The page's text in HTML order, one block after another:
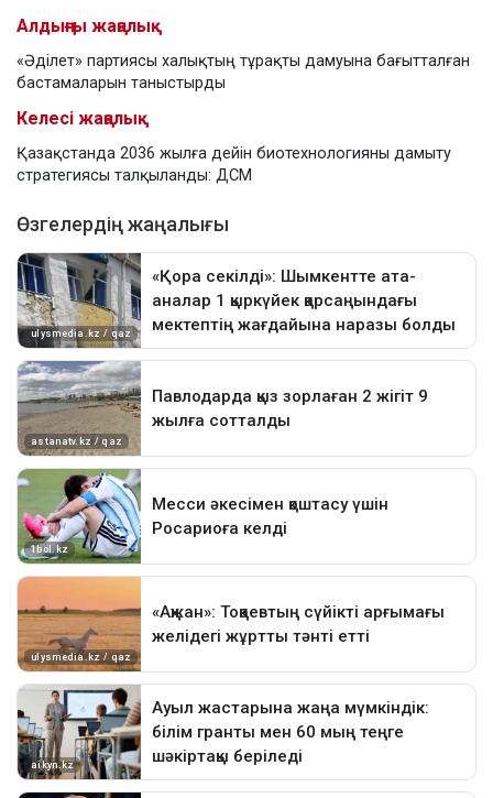
Алдыңғы жаңалық
«Әділет» партиясы халықтың тұрақты дамуына бағытталған
бастамаларын таныстырды
Келесі жаңалық
Қазақстанда 2036 жылға дейін биотехнологияны дамыту
стратегиясы талқыланды: ДСМ